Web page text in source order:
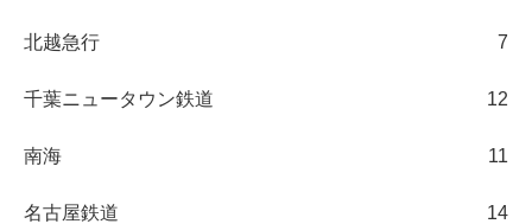
北越急行 7
千葉ニュータウン鉄道 12
南海 11
名古屋鉄道 14